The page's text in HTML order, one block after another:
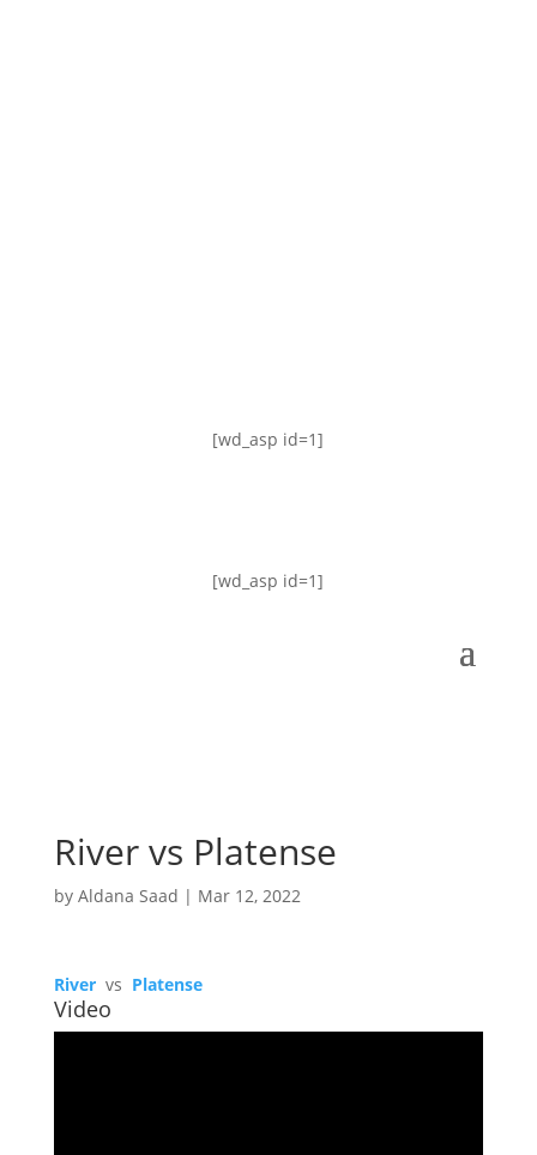
[wd_asp id=1]
[wd_asp id=1]
River vs Platense
by Aldana Saad | Mar 12, 2022
River vs Platense
Video